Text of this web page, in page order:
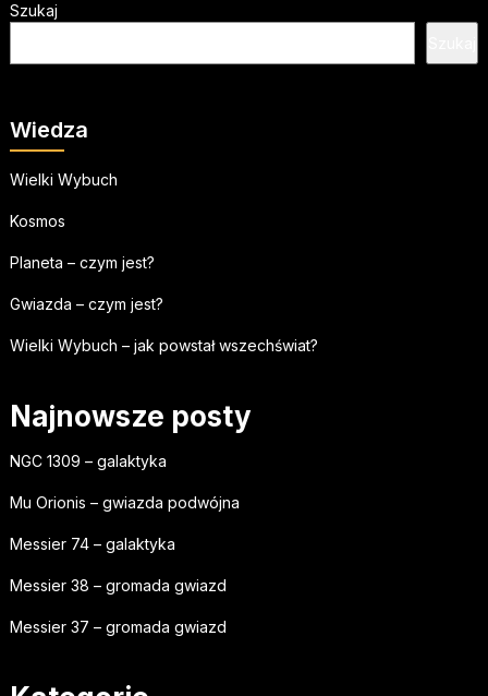
Szukaj
Wiedza
Wielki Wybuch
Kosmos
Planeta – czym jest?
Gwiazda – czym jest?
Wielki Wybuch – jak powstał wszechświat?
Najnowsze posty
NGC 1309 – galaktyka
Mu Orionis – gwiazda podwójna
Messier 74 – galaktyka
Messier 38 – gromada gwiazd
Messier 37 – gromada gwiazd